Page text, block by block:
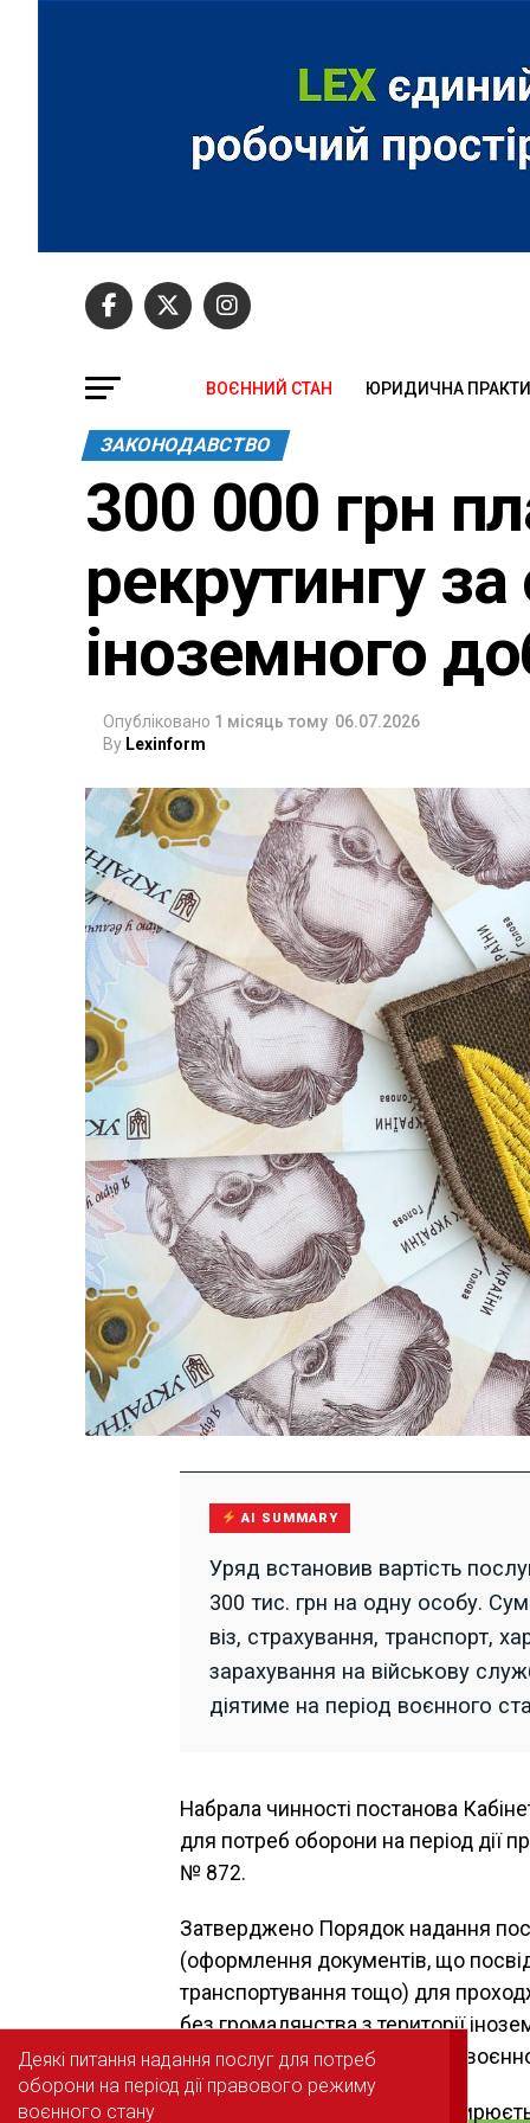
ВОЄННИЙ СТАН ЮРИДИЧНА
ЗАКОНОДАВСТВО
300 000 грн
рекрутингу
іноземного
Опубліковано 1 місяць тому 06.07.2026
By Lexinform
AI SUMMARY
Уряд встановив вартість
300 тис. грн на одну особу.
віз, страхування, транспорт,
зарахування на військову
діятиме на період воєнного
Набрала чинності постанова
для потреб оборони на період дії
№ 872.
Затверджено Порядок надання
(оформлення документів, що
транспортування тощо) для
без громадянства з території
період дії правового режиму
Не
Деякі питання надання послуг для потреб
оборони на період дії правового режиму
воєнного стану
Деякі питання надання послуг для потреб
оборони на період дії правового режиму
воєнного стану